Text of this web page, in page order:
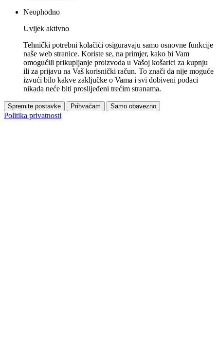
Neophodno
Uvijek aktivno
Tehnički potrebni kolačići osiguravaju samo osnovne funkcije
naše web stranice. Koriste se, na primjer, kako bi Vam
omogućili prikupljanje proizvoda u Vašoj košarici za kupnju
ili za prijavu na Vaš korisnički račun. To znači da nije moguće
izvući bilo kakve zaključke o Vama i svi dobiveni podaci
nikada neće biti proslijeđeni trećim stranama.
Spremite postavke Prihvaćam Samo obavezno
Politika privatnosti